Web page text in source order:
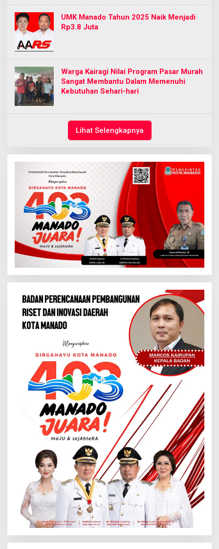
UMK Manado Tahun 2025 Naik Menjadi
Rp3.8 Juta
Warga Kairagi Nilai Program Pasar Murah
Sangat Membantu Dalam Memenuhi
Kebutuhan Sehari-hari
Lihat Selengkapnya